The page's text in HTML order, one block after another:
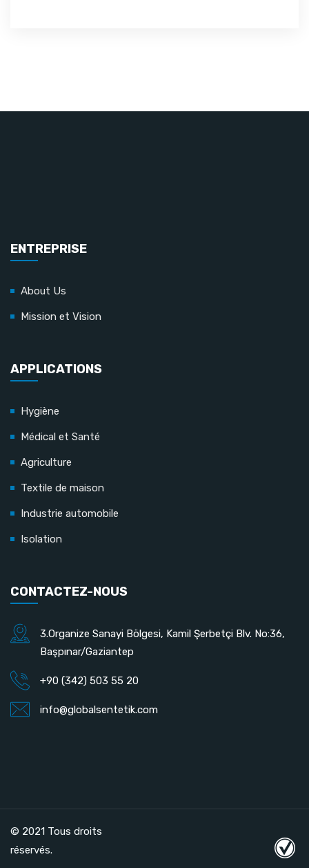
ENTREPRISE
About Us
Mission et Vision
APPLICATIONS
Hygiène
Médical et Santé
Agriculture
Textile de maison
Industrie automobile
Isolation
CONTACTEZ-NOUS
3.Organize Sanayi Bölgesi, Kamil Şerbetçi Blv. No:36,
Başpınar/Gaziantep
+90 (342) 503 55 20
info@globalsentetik.com
© 2021 Tous droits
réservés.